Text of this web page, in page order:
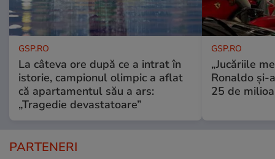
GSP.RO
La câteva ore după ce a intrat în
istorie, campionul olimpic a aflat
că apartamentul său a ars:
„Tragedie devastatoare”
GSP.RO
„Jucăriile
Ronaldo și-
25 de
PARTENERI